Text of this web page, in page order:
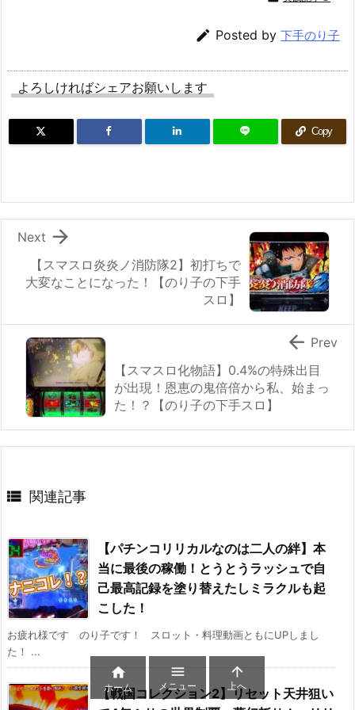
 Posted by 下手のり子
よろしければシェアお願いします
Copy
【スマスロ炎炎ノ消防隊2】初打ちで
大変なことになった！【のり子の下手
スロ】

Next
【スマスロ化物語】0.4%の特殊出目
が出現！恩恵の鬼倍倍から私、始まっ
た！？【のり子の下手スロ】
 Prev
 関連記事
【パチンコリリカルなのは二人の絆】本
当に最後の稼働！とうとうラッシュで自
己最高記録を塗り替えたしミラクルも起
こした！
お疲れ様です のり子です！ スロット・料理動画ともにUPしまし
た！ ...
【戦国コレクション2】リセット天井狙い

ホーム

メニュー

上へ